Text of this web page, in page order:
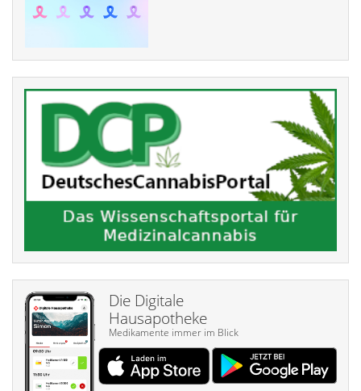
Die Digitale
Hausapotheke
Medikamente immer im Blick